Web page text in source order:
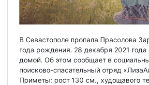
В Севастополе пропала Прасолова
года рождения. 28 декабря 2021 года
домой. Об этом сообщает в
поисково-спасательный отряд
Приметы: рост 130 см., худощавого